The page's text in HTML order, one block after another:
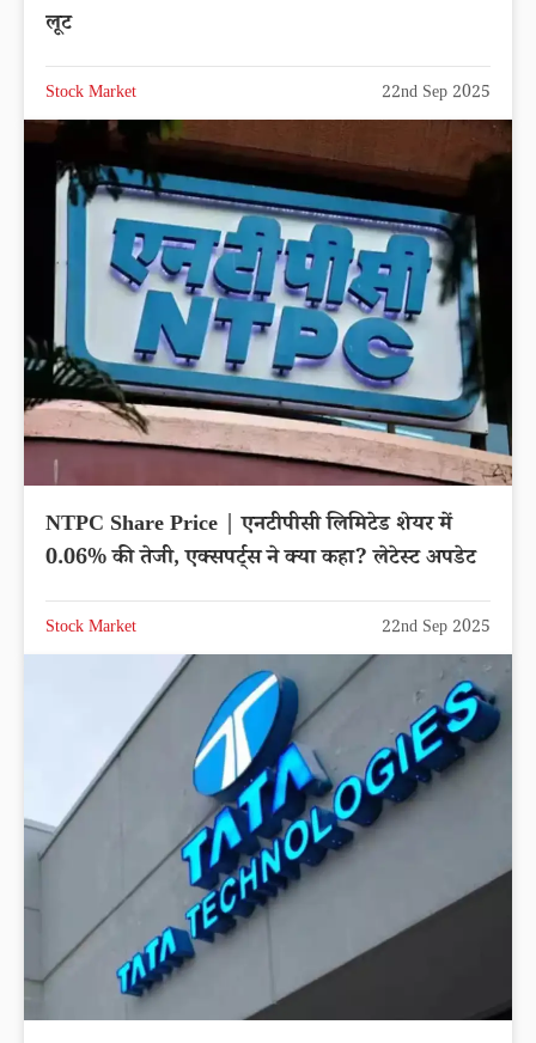
लूट
Stock Market 22nd Sep 2025
NTPC Share Price | एनटीपीसी लिमिटेड शेयर में
0.06% की तेजी, एक्सपर्ट्स ने क्या कहा? लेटेस्ट अपडेट
Stock Market 22nd Sep 2025